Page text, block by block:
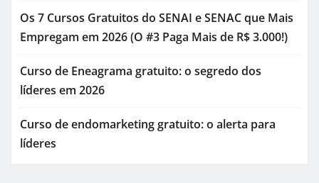
Os 7 Cursos Gratuitos do SENAI e SENAC que Mais
Empregam em 2026 (O #3 Paga Mais de R$ 3.000!)
Curso de Eneagrama gratuito: o segredo dos
líderes em 2026
Curso de endomarketing gratuito: o alerta para
líderes